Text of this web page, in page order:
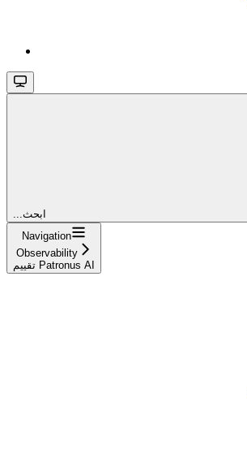
...ابحث
Navigation
Observability
تقييم Patronus AI